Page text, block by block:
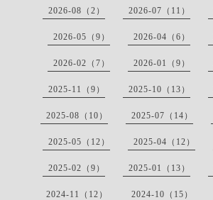
2026-08（2） 2026-07（11）
2026-05（9） 2026-04（6）
2026-02（7） 2026-01（9）
2025-11（9） 2025-10（13）
2025-08（10） 2025-07（14）
2025-05（12） 2025-04（12）
2025-02（9） 2025-01（13）
2024-11（12） 2024-10（15）